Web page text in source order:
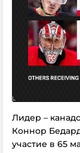
Лидер –
Коннор
участие в 65